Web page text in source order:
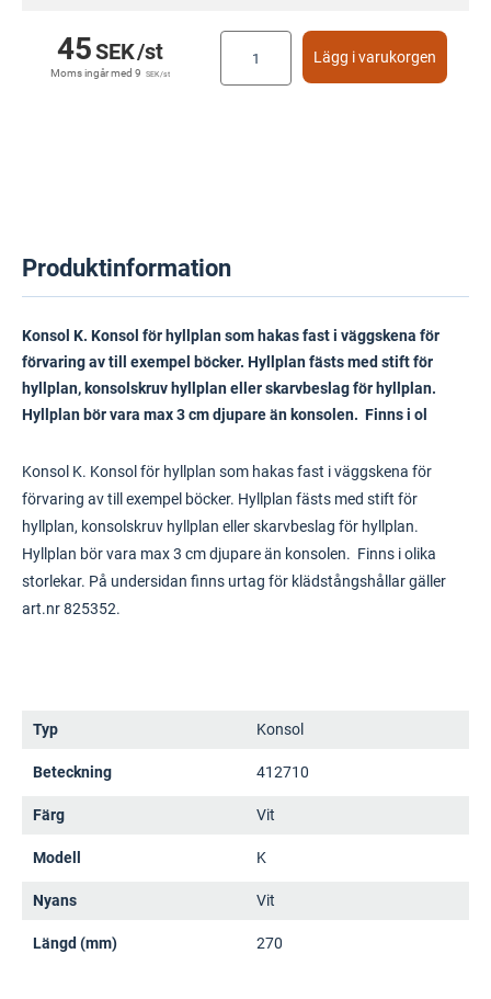
45SEK/st
Moms ingår med9 SEK/st
Lägg i varukorgen
Produktinformation
Konsol K. Konsol för hyllplan som hakas fast i väggskena för
förvaring av till exempel böcker. Hyllplan fästs med stift för
hyllplan, konsolskruv hyllplan eller skarvbeslag för hyllplan.
Hyllplan bör vara max 3 cm djupare än konsolen. Finns i ol
Konsol K. Konsol för hyllplan som hakas fast i väggskena för
förvaring av till exempel böcker. Hyllplan fästs med stift för
hyllplan, konsolskruv hyllplan eller skarvbeslag för hyllplan.
Hyllplan bör vara max 3 cm djupare än konsolen. Finns i olika
storlekar. På undersidan finns urtag för klädstångshållar gäller
art.nr 825352.
Typ Konsol
Beteckning 412710
Färg Vit
Modell K
Nyans Vit
Längd (mm) 270